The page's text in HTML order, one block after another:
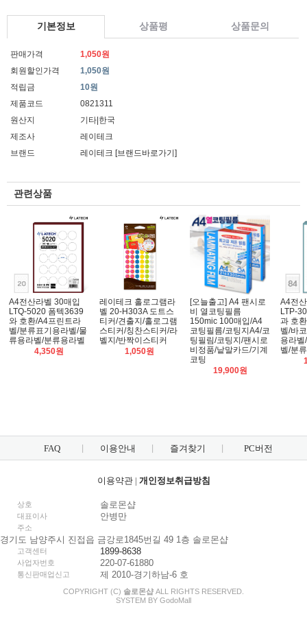
기본정보 상품평 상품문의
판매가격
1,050원
회원할인가격
1,050원
적립금
10원
제품코드
0821311
원산지
기타|한국
제조사
레이테크
브랜드
레이테크 [브랜드바로가기]
관련상품
A4전산라벨 30매입
LTQ-5020 폼텍3639
와 호환/A4프린트라
벨/분류표기용라벨/물
류용라벨/분류용라벨
4,350원
레이테크 홀로그램라
벨 20-H303A 도트스
티커/견출지/홀로그램
스티커/칭찬스티커/라
벨지/반짝이스티커
1,050원
[오늘출고] A4 팬시로
비 열코팅필름
150mic 100매입/A4
코팅필름/코팅지A4/코
팅필림/코팅지/팬시로
비정품/낱말카드/기계
코팅
19,900원
A4전
LTP-
과 호
벨/바
용라
벨/분
FAQ 이용안내 즐겨찾기 PC버전
이용약관| 개인정보취급방침
상호 솔로몬샵
대표이사 안병만
주소
경기도 남양주시 진접읍 금강로1845번길 49 1층 솔로몬샵
고객센터 1899-8638
사업자번호 220-07-61880
통신판매업신고 제 2010-경기하남-6 호
COPYRIGHT (C) 솔로몬샵 ALL RIGHTS RESERVED.
SYSTEM BY GodoMall